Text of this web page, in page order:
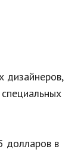
дизайнеров,
долларов в